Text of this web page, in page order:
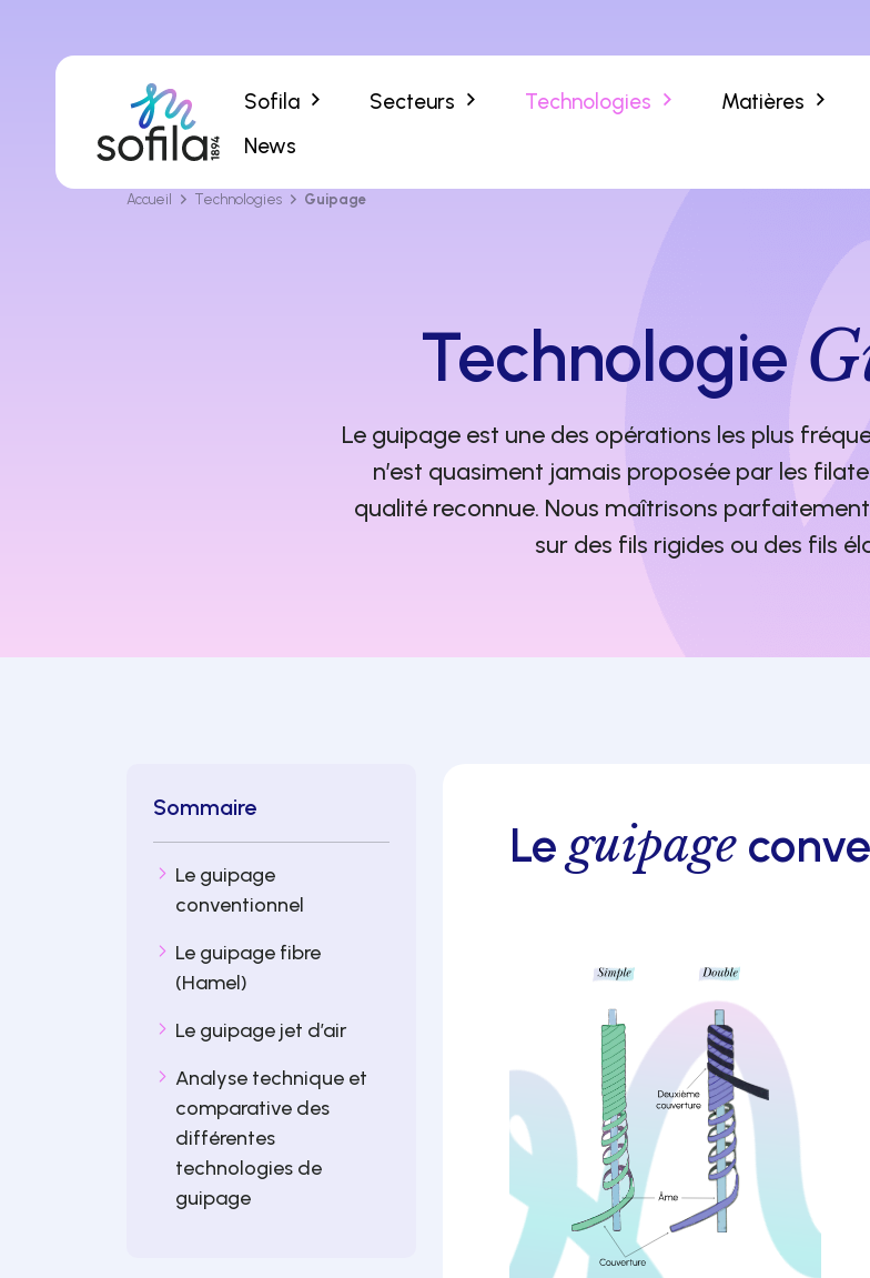
Sofila Secteurs Technologies Matières
News
Accueil Technologies Guipage
Technologie
Le guipage est une des opérations les plus
n’est quasiment jamais proposée par les
qualité reconnue. Nous maîtrisons
sur des fils rigides ou des fils
Sommaire
Le guipage
conventionnel
Le guipage fibre
(Hamel)
Le guipage jet d’air
Analyse technique et
comparative des
différentes
technologies de
guipage
Le guipage